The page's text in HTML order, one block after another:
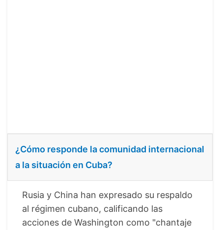
¿Cómo responde la comunidad internacional
a la situación en Cuba?
Rusia y China han expresado su respaldo
al régimen cubano, calificando las
acciones de Washington como "chantaje